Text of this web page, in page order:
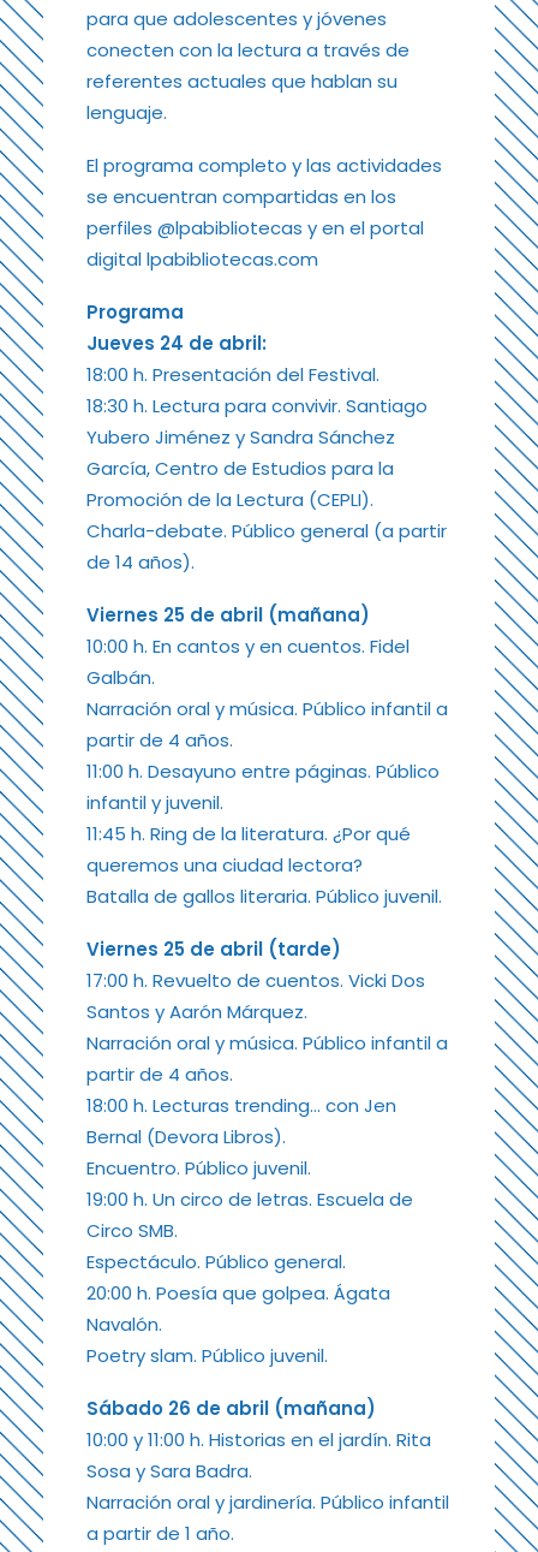
para que adolescentes y jóvenes
conecten con la lectura a través de
referentes actuales que hablan su
lenguaje.
El programa completo y las actividades
se encuentran compartidas en los
perfiles @lpabibliotecas y en el portal
digital lpabibliotecas.com
Programa
Jueves 24 de abril:
18:00 h. Presentación del Festival.
18:30 h. Lectura para convivir. Santiago
Yubero Jiménez y Sandra Sánchez
García, Centro de Estudios para la
Promoción de la Lectura (CEPLI).
Charla-debate. Público general (a partir
de 14 años).
Viernes 25 de abril (mañana)
10:00 h. En cantos y en cuentos. Fidel
Galbán.
Narración oral y música. Público infantil a
partir de 4 años.
11:00 h. Desayuno entre páginas. Público
infantil y juvenil.
11:45 h. Ring de la literatura. ¿Por qué
queremos una ciudad lectora?
Batalla de gallos literaria. Público juvenil.
Viernes 25 de abril (tarde)
17:00 h. Revuelto de cuentos. Vicki Dos
Santos y Aarón Márquez.
Narración oral y música. Público infantil a
partir de 4 años.
18:00 h. Lecturas trending… con Jen
Bernal (Devora Libros).
Encuentro. Público juvenil.
19:00 h. Un circo de letras. Escuela de
Circo SMB.
Espectáculo. Público general.
20:00 h. Poesía que golpea. Ágata
Navalón.
Poetry slam. Público juvenil.
Sábado 26 de abril (mañana)
10:00 y 11:00 h. Historias en el jardín. Rita
Sosa y Sara Badra.
Narración oral y jardinería. Público infantil
a partir de 1 año.